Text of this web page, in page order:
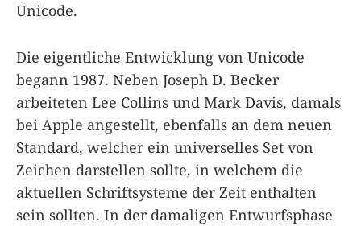
Unicode.
Die eigentliche Entwicklung von Unicode
begann 1987. Neben Joseph D. Becker
arbeiteten Lee Collins und Mark Davis, damals
bei Apple angestellt, ebenfalls an dem neuen
Standard, welcher ein universelles Set von
Zeichen darstellen sollte, in welchem die
aktuellen Schriftsysteme der Zeit enthalten
sein sollten. In der damaligen Entwurfsphase